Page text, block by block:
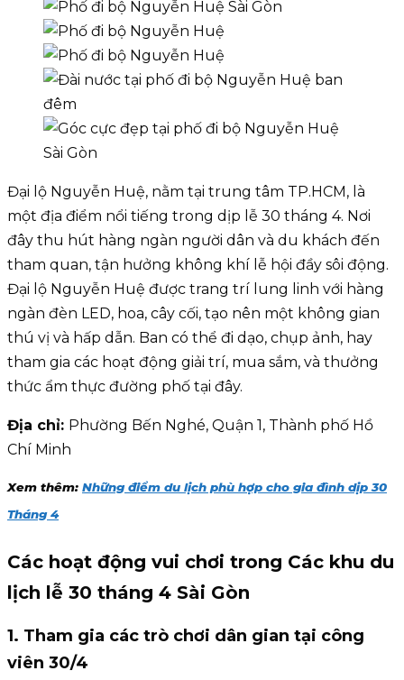
Đại lộ Nguyễn Huệ, nằm tại trung tâm TP.HCM, là
một địa điểm nổi tiếng trong dịp lễ 30 tháng 4. Nơi
đây thu hút hàng ngàn người dân và du khách đến
tham quan, tận hưởng không khí lễ hội đầy sôi động.
Đại lộ Nguyễn Huệ được trang trí lung linh với hàng
ngàn đèn LED, hoa, cây cối, tạo nên một không gian
thú vị và hấp dẫn. Ban có thể đi dạo, chụp ảnh, hay
tham gia các hoạt động giải trí, mua sắm, và thưởng
thức ẩm thực đường phố tại đây.
Địa chỉ: Phường Bến Nghé, Quận 1, Thành phố Hồ
Chí Minh
Xem thêm: Những điểm du lịch phù hợp cho gia đình dịp 30
Tháng 4
Các hoạt động vui chơi trong Các khu du
lịch lễ 30 tháng 4 Sài Gòn
1. Tham gia các trò chơi dân gian tại công
viên 30/4